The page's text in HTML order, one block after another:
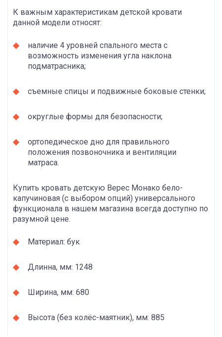
К важным характеристикам детской кровати
данной модели относят:
наличие 4 уровней спального места с
возможность изменения угла наклона
подматрасника;
съемные спицы и подвижные боковые стенки;
округлые формы для безопасности;
ортопедическое дно для правильного
положения позвоночника и вентиляции
матраса.
Купить кровать детскую Верес Монако бело-
капучиновая (с выбором опций) универсального
функционала в нашем магазина всегда доступно по
разумной цене.
Материал: бук
Длинна, мм: 1248
Ширина, мм: 680
Высота (без колёс-маятник), мм: 885